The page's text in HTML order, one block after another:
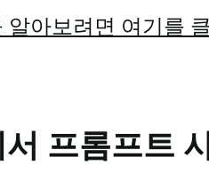
아보려면 여기를
프롬프트